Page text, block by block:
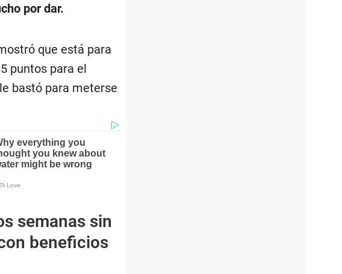
por dar.
que está para
puntos para el
bastó para meterse
semanas sin
beneficios